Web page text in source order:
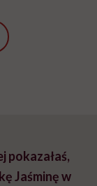
pokazałaś,
Jaśminę w